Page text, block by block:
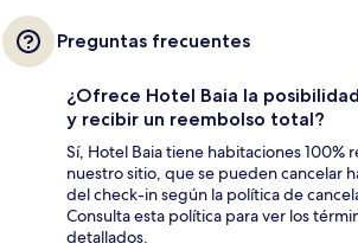
Preguntas frecuentes
¿Ofrece Hotel Baia la
y recibir un reembolso total?
Sí, Hotel Baia tiene habitaciones 100%
nuestro sitio, que se pueden cancelar
del check-in según la política de
Consulta esta política para ver los
detallados.